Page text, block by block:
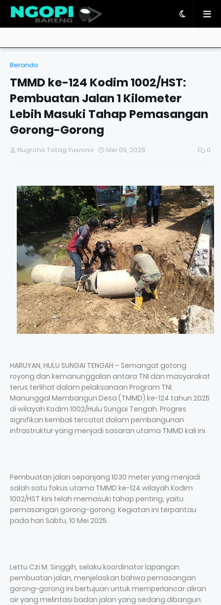
Beranda
TMMD ke-124 Kodim 1002/HST:
Pembuatan Jalan 1 Kilometer
Lebih Masuki Tahap Pemasangan
Gorong-Gorong
Nugroho Tatag Yuwono Mei 09, 2025 0
HARUYAN, HULU SUNGAI TENGAH – Semangat gotong
royong dan kemanunggalan antara TNI dan masyarakat
terus terlihat dalam pelaksanaan Program TNI
Manunggal Membangun Desa (TMMD) ke-124 tahun 2025
di wilayah Kodim 1002/Hulu Sungai Tengah. Progres
signifikan kembali tercatat dalam pembangunan
infrastruktur yang menjadi sasaran utama TMMD kali ini.
Pembuatan jalan sepanjang 1030 meter yang menjadi
salah satu fokus utama TMMD ke-124 wilayah Kodim
1002/HST kini telah memasuki tahap penting, yaitu
pemasangan gorong-gorong. Kegiatan ini terpantau
pada hari Sabtu, 10 Mei 2025.
Lettu Czi M. Singgih, selaku koordinator lapangan
pembuatan jalan, menjelaskan bahwa pemasangan
gorong-gorong ini bertujuan untuk memperlancar aliran
air yang melintasi badan jalan yang sedang dibangun.